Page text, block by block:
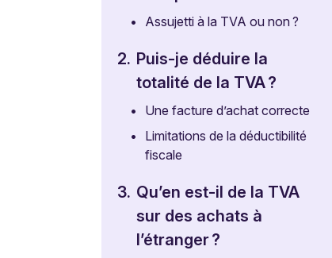
• Assujetti à la TVA ou non ?
2. Puis-je déduire la
totalité de la TVA ?
•
Une facture d’achat correcte
•
Limitations de la déductibilité
fiscale
3. Qu’en est-il de la TVA
sur des achats à
l’étranger ?